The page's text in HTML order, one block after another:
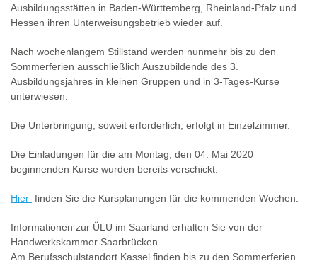
Ausbildungsstätten in Baden-Württemberg, Rheinland-Pfalz und
Hessen ihren Unterweisungsbetrieb wieder auf.
Nach wochenlangem Stillstand werden nunmehr bis zu den
Sommerferien ausschließlich Auszubildende des 3.
Ausbildungsjahres in kleinen Gruppen und in 3-Tages-Kurse
unterwiesen.
Die Unterbringung, soweit erforderlich, erfolgt in Einzelzimmer.
Die Einladungen für die am Montag, den 04. Mai 2020
beginnenden Kurse wurden bereits verschickt.
Hier finden Sie die Kursplanungen für die kommenden Wochen.
Informationen zur ÜLU im Saarland erhalten Sie von der
Handwerkskammer Saarbrücken.
Am Berufsschulstandort Kassel finden bis zu den Sommerferien